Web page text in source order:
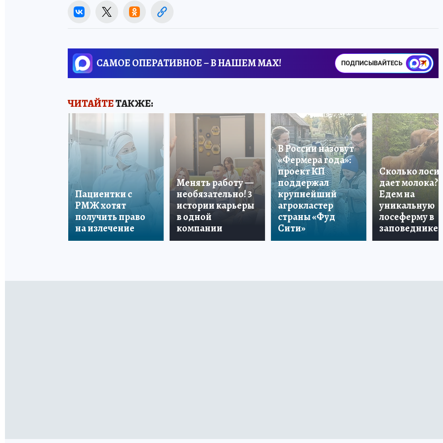
САМОЕ ОПЕРАТИВНОЕ – В НАШЕМ MAX! ПОДПИСЫВАЙТЕСЬ
ЧИТАЙТЕТАКЖЕ:
Пациентки с
РМЖ хотят
получить право
на излечение
Менять работу —
необязательно! 3
истории карьеры
в одной
компании
В России назовут
«Фермера года»:
проект КП
поддержал
крупнейший
агрокластер
страны «Фуд
Сити»
Сколько лосиха
дает молока?
Едем на
уникальную
лосеферму в
заповеднике!